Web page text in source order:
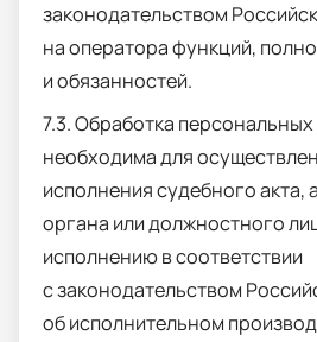
законодательством
на оператора функций,
и обязанностей.
7.3. Обработка
необходима для
исполнения судебного акта,
органа или должностного
исполнению в соответствии
с законодательством
об исполнительном